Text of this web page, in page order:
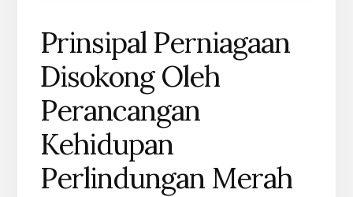
Prinsipal Perniagaan
Disokong Oleh
Perancangan
Kehidupan
Perlindungan Merah